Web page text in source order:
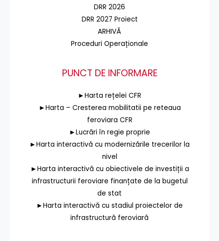
DRR 2026
DRR 2027 Proiect
ARHIVĂ
Proceduri Operaționale
PUNCT DE INFORMARE
►Harta rețelei CFR
►Harta – Cresterea mobilitatii pe reteaua
feroviara CFR
►Lucrări în regie proprie
►Harta interactivă cu modernizările trecerilor la
nivel
►Harta interactivă cu obiectivele de investiții a
infrastructurii feroviare finanțate de la bugetul
de stat
►Harta interactivă cu stadiul proiectelor de
infrastructură feroviară